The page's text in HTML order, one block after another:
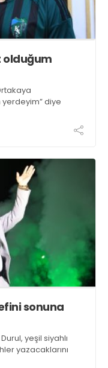
olduğum
yerdeyim” diye
sonuna
yeşil siyahlı
yazacaklarını